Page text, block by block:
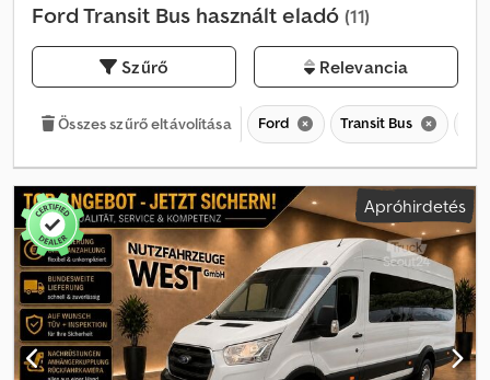
Ford Transit Bus használt eladó (11)
Szűrő Relevancia
Összes szűrő eltávolítása Ford Transit Bus
Apróhirdetés